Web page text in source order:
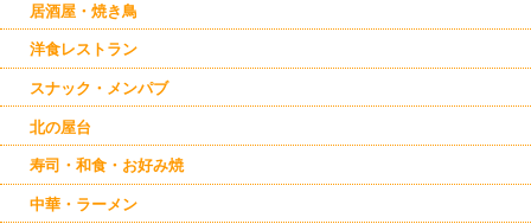
居酒屋・焼き鳥
洋食レストラン
スナック・メンパブ
北の屋台
寿司・和食・お好み焼
中華・ラーメン